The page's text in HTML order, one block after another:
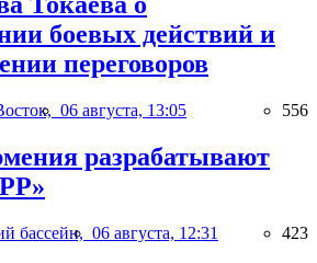
боевых действий и
переговоров
06 августа, 13:05 556
разрабатывают
бассейн, 06 августа, 12:31 423